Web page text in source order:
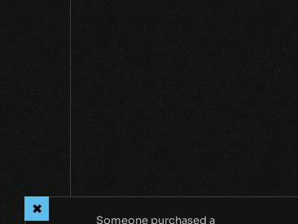
Someone purchased a